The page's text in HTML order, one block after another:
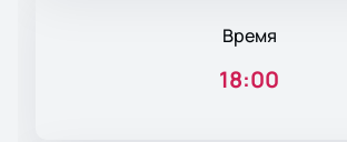
Время
18:00